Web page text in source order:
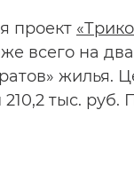
проект
всего на
жилья.
тыс. руб.